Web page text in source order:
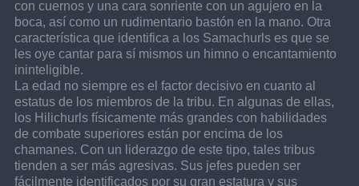
con cuernos y una cara sonriente con un agujero en la
boca, así como un rudimentario bastón en la mano. Otra
característica que identifica a los Samachurls es que se
les oye cantar para sí mismos un himno o encantamiento
ininteligible.
La edad no siempre es el factor decisivo en cuanto al
estatus de los miembros de la tribu. En algunas de ellas,
los Hilichurls físicamente más grandes con habilidades
de combate superiores están por encima de los
chamanes. Con un liderazgo de este tipo, tales tribus
tienden a ser más agresivas. Sus jefes pueden ser
fácilmente identificados por su gran estatura y sus